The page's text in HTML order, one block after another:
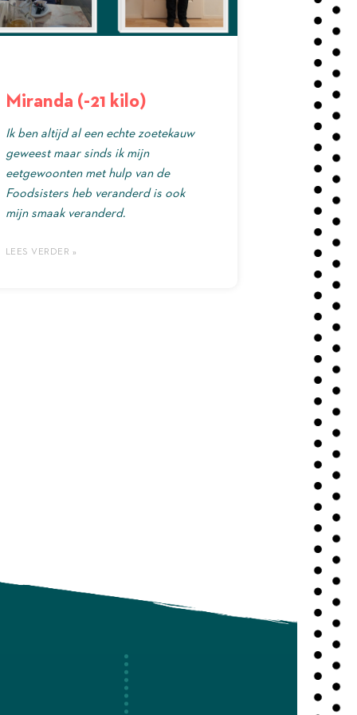
Miranda (-21 kilo)
Ik ben altijd al een echte zoetekauw
geweest maar sinds ik mijn
eetgewoonten met hulp van de
Foodsisters heb veranderd is ook
mijn smaak veranderd.
LEES VERDER »